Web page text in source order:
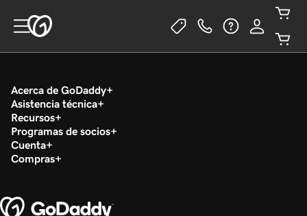
Acerca de GoDaddy
Asistencia técnica
Recursos
Programas de socios
Cuenta
Compras